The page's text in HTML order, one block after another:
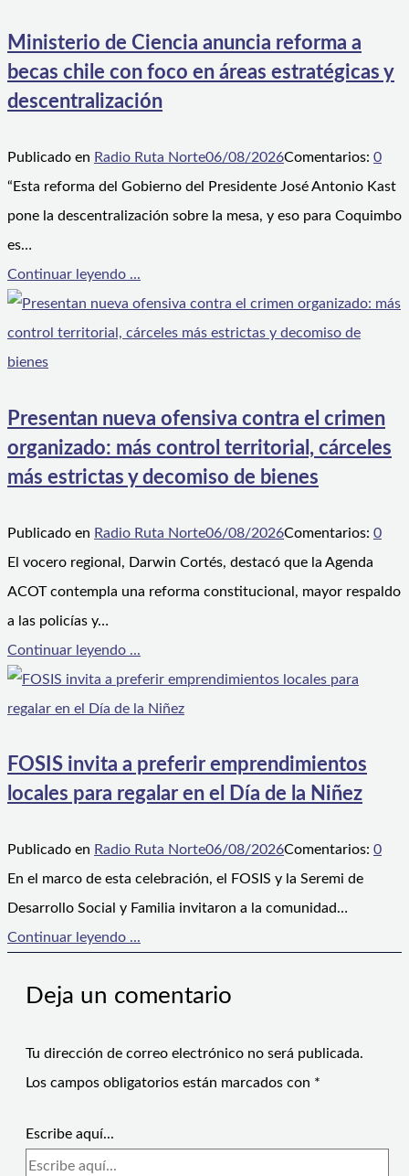
Ministerio de Ciencia anuncia reforma a
becas chile con foco en áreas estratégicas y
descentralización
Publicado en Radio Ruta Norte06/08/2026Comentarios: 0
“Esta reforma del Gobierno del Presidente José Antonio Kast
pone la descentralización sobre la mesa, y eso para Coquimbo
es…
Continuar leyendo ...
Presentan nueva ofensiva contra el crimen
organizado: más control territorial, cárceles
más estrictas y decomiso de bienes
Publicado en Radio Ruta Norte06/08/2026Comentarios: 0
El vocero regional, Darwin Cortés, destacó que la Agenda
ACOT contempla una reforma constitucional, mayor respaldo
a las policías y…
Continuar leyendo ...
FOSIS invita a preferir emprendimientos
locales para regalar en el Día de la Niñez
Publicado en Radio Ruta Norte06/08/2026Comentarios: 0
En el marco de esta celebración, el FOSIS y la Seremi de
Desarrollo Social y Familia invitaron a la comunidad…
Continuar leyendo ...
Deja un comentario
Tu dirección de correo electrónico no será publicada.
Los campos obligatorios están marcados con *
Escribe aquí...